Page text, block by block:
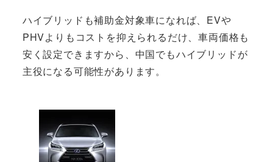
ハイブリッドも補助金対象車になれば、EVや
PHVよりもコストを抑えられるだけ、車両価格も
安く設定できますから、中国でもハイブリッドが
主役になる可能性があります。